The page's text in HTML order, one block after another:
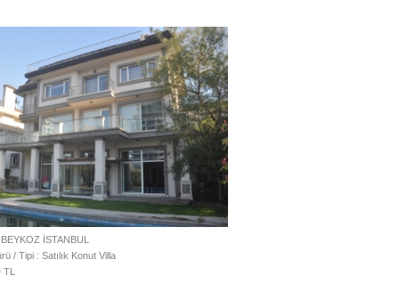
İSTANBUL
/ Tipi : Satılık Konut Villa
TL